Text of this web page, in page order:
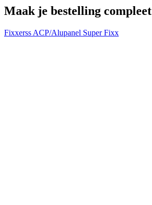
Maak je bestelling compleet
Fixxerss ACP/Alupanel Super Fixx